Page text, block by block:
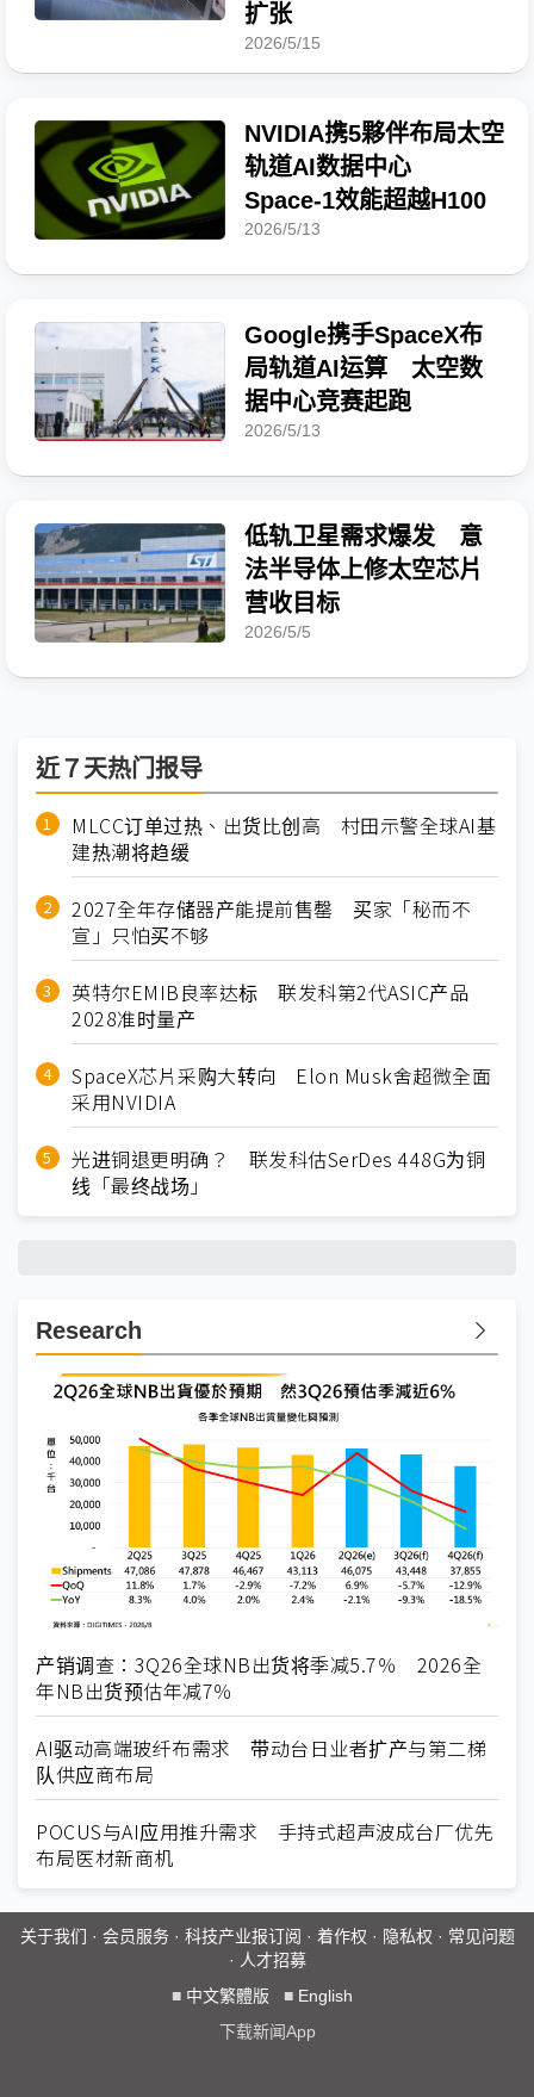
扩张
2026/5/15
NVIDIA携5夥伴布局太空
轨道AI数据中心
Space-1效能超越H100
2026/5/13
Google携手SpaceX布
局轨道AI运算 太空数
据中心竞赛起跑
2026/5/13
低轨卫星需求爆发 意
法半导体上修太空芯片
营收目标
2026/5/5
近７天热门报导
MLCC订单过热、出货比创高 村田示警全球AI基
建热潮将趋缓
2027全年存储器产能提前售罄 买家「秘而不
宣」只怕买不够
英特尔EMIB良率达标 联发科第2代ASIC产品
2028准时量产
SpaceX芯片采购大转向 Elon Musk舍超微全面
采用NVIDIA
光进铜退更明确？ 联发科估SerDes 448G为铜
线「最终战场」
Research
产销调查：3Q26全球NB出货将季减5.7％ 2026全
年NB出货预估年减7％
AI驱动高端玻纤布需求 带动台日业者扩产与第二梯
队供应商布局
POCUS与AI应用推升需求 手持式超声波成台厂优先
布局医材新商机
关于我们 · 会员服务· 科技产业报订阅 · 着作权 · 隐私权 · 常见问题
· 人才招募
■ 中文繁體版 ■ English
下载新闻App